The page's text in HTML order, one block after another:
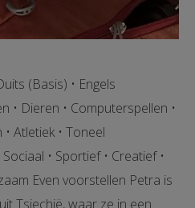
(Basis) • Engels
• Dieren • Computerspellen •
Atletiek • Toneel
• Sportief • Creatief •
Even voorstellen Petra is
Tsjechië, waar ze in een